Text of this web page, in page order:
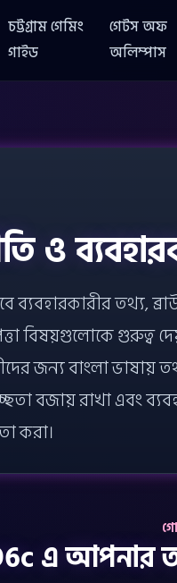
চট্টগ্রাম গেমিং
গাইড
গেটস অফ
অলিম্পাস
ও
ব্যবহারকারীর তথ্য,
বিষয়গুলোকে গুরুত্ব
জন্য বাংলা ভাষায়
বজায় রাখা এবং
করা।
এ আপনার